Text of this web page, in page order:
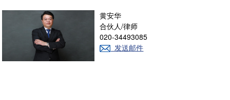
黄安华
合伙人/律师
020-34493085
发送邮件